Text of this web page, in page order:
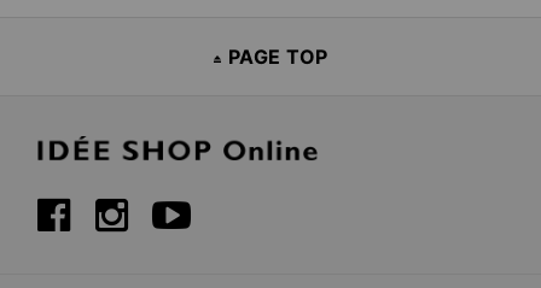
PAGE TOP